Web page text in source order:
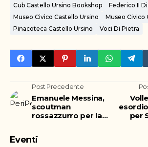
Cub Castello Ursino Bookshop
Federico II
Museo Civico Castello Ursino
Museo Civico
Pinacoteca Castello Ursino
Voci Di Pietra
Post Precedente
Emanuele Messina,
scoutman
rossazzurro per la
per
Eventi